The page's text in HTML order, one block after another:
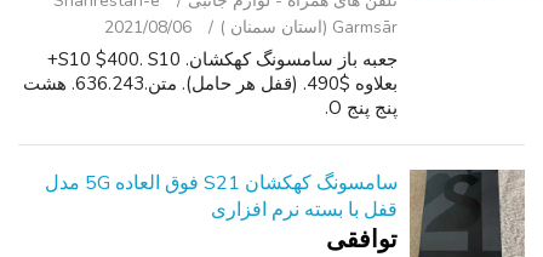
Garmsār (استان سمنان )
2021/08/06
جعبه باز سامسونگ کهکشان. S10 $400. S10+
بعلاوه $490. (قفل هر حامل). متن.636.243. هشت
پنج پنج O.
سامسونگ کهکشان S21 فوق العاده 5G مدل
قفل با بسته نرم افزاری
توافقی